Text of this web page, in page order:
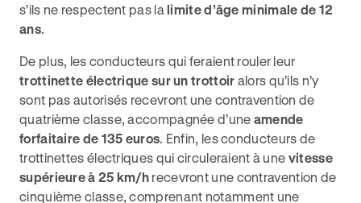
s’ils ne respectent pas lalimite d’âge minimale de 12
ans.
De plus, les conducteurs qui feraient rouler leur
trottinette électrique sur un trottoir alors qu’ils n’y
sont pas autorisés recevront une contravention de
quatrième classe, accompagnée d’une amende
forfaitaire de 135 euros. Enfin, les conducteurs de
trottinettes électriques qui circuleraient à une vitesse
supérieure à 25 km/h recevront une contravention de
cinquième classe, comprenant notamment une